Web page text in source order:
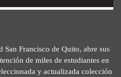
Francisco de Quito, abre sus
de miles de estudiantes en
y actualizada colección